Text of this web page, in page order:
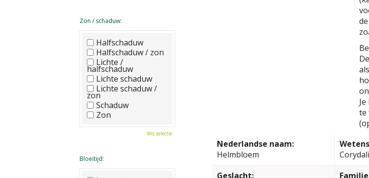
te
Nederlandse naam:
Helmbloem
Geslacht:
Zon / schaduw:
Halfschaduw
Halfschaduw / zon
Lichte /
halfschaduw
Lichte schaduw
Lichte schaduw /
zon
Schaduw
Zon
Wis selectie
Bloeitijd: